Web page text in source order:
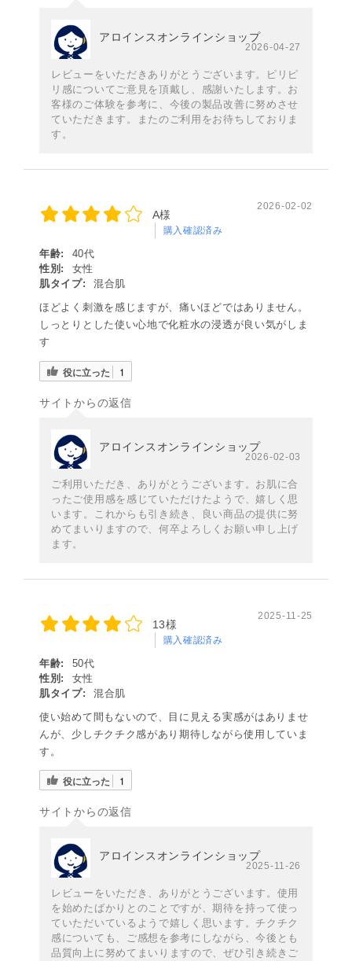
アロインスオンラインショップ
2026-04-27
レビューをいただきありがとうございます。ピリピ
リ感についてご意見を頂戴し、感謝いたします。お
客様のご体験を参考に、今後の製品改善に努めさせ
ていただきます。またのご利用をお待ちしておりま
す。
A様
購入確認済み
2026-02-02
年齢:
40代
性別:
女性
肌タイプ:
混合肌
ほどよく刺激を感じますが、痛いほどではありません。
しっとりとした使い心地で化粧水の浸透が良い気がしま
す
役に立った 1
サイトからの返信
アロインスオンラインショップ
2026-02-03
ご利用いただき、ありがとうございます。お肌に合
ったご使用感を感じていただけたようで、嬉しく思
います。これからも引き続き、良い商品の提供に努
めてまいりますので、何卒よろしくお願い申し上げ
ます。
13様
購入確認済み
2025-11-25
年齢:
50代
性別:
女性
肌タイプ:
混合肌
使い始めて間もないので、目に見える実感がはありませ
んが、少しチクチク感があり期待しながら使用していま
す。
役に立った 1
サイトからの返信
アロインスオンラインショップ
2025-11-26
レビューをいただき、ありがとうございます。使用
を始めたばかりとのことですが、期待を持って使っ
ていただいているようで嬉しく思います。チクチク
感についても、ご感想を参考にしながら、今後とも
品質向上に努めてまいりますので、ぜひ引き続きご